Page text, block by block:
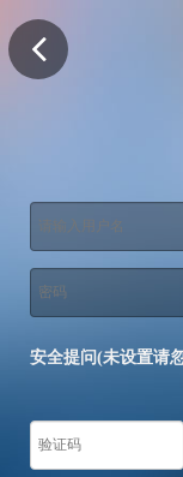
安全提问(未设置请